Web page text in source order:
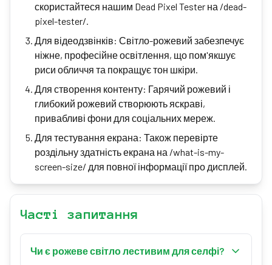
скористайтеся нашим Dead Pixel Tester на /dead-
pixel-tester/.
Для відеодзвінків: Світло-рожевий забезпечує
ніжне, професійне освітлення, що пом'якшує
риси обличчя та покращує тон шкіри.
Для створення контенту: Гарячий рожевий і
глибокий рожевий створюють яскраві,
привабливі фони для соціальних мереж.
Для тестування екрана: Також перевірте
роздільну здатність екрана на /what-is-my-
screen-size/ для повної інформації про дисплей.
Часті запитання
Чи є рожеве світло лестивим для селфі?